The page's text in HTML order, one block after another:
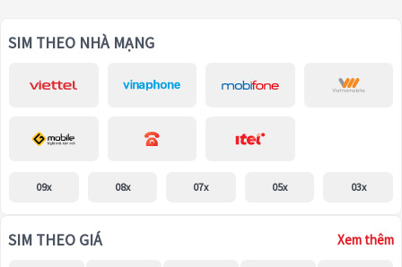
SIM THEO NHÀ MẠNG
09x 08x 07x 05x 03x
SIM THEO GIÁ Xem thêm